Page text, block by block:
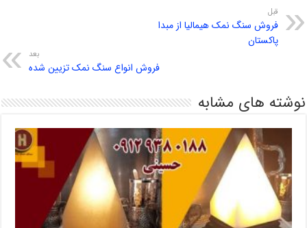
قبل
فروش سنگ نمک هیمالیا از مبدا
پاکستان
بعد
فروش انواع سنگ نمک تزیین شده
نوشته های مشابه